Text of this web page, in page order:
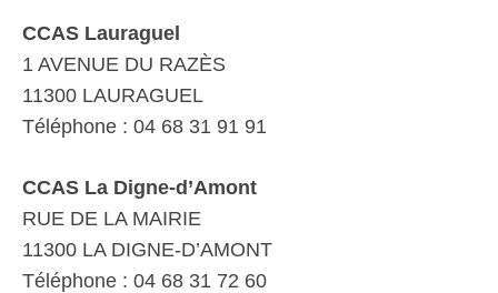
CCAS Lauraguel
1 AVENUE DU RAZÈS
11300 LAURAGUEL
Téléphone : 04 68 31 91 91
CCAS La Digne-d’Amont
RUE DE LA MAIRIE
11300 LA DIGNE-D’AMONT
Téléphone : 04 68 31 72 60